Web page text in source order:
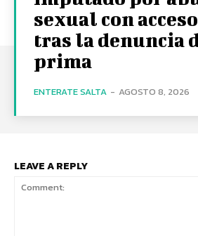
sexual con
tras la denuncia
prima
ENTERATE SALTA - AGOSTO 8, 2026
LEAVE A REPLY